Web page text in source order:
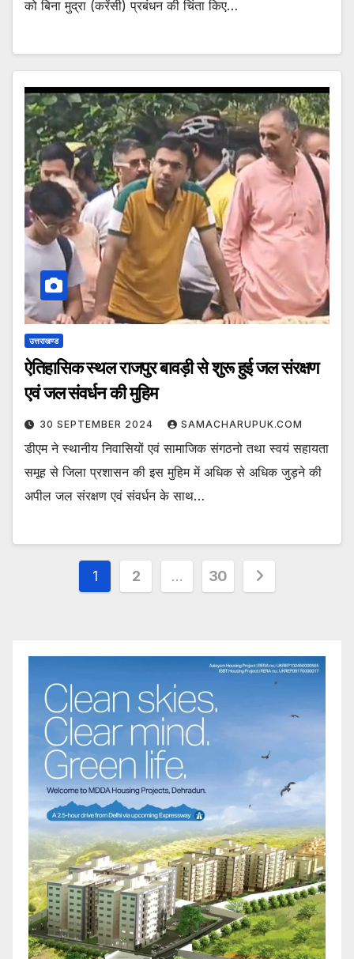
को बिना मुद्रा (करेंसी) प्रबंधन की चिंता किए…
उत्तराखण्ड
ऐतिहासिक स्थल राजपुर बावड़ी से शुरू हुई जल संरक्षण
एवं जल संवर्धन की मुहिम
30 SEPTEMBER 2024 SAMACHARUPUK.COM
डीएम ने स्थानीय निवासियों एवं सामाजिक संगठनो तथा स्वयं सहायता
समूह से जिला प्रशासन की इस मुहिम में अधिक से अधिक जुड़ने की
अपील जल संरक्षण एवं संवर्धन के साथ…
Posts
1 2 … 30